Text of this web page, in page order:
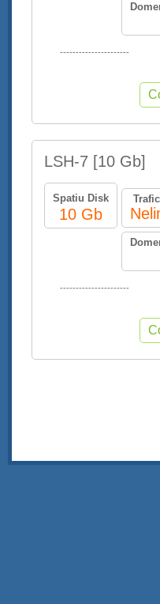
----------------------
LSH-7 [10 Gb]
Spatiu Disk
10 Gb
----------------------